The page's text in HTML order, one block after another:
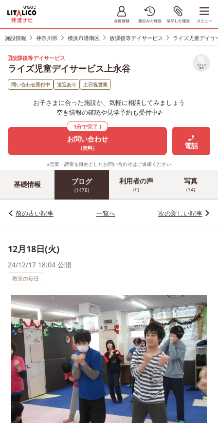
施設情報 神奈川県 横浜市港南区 放課後等デイサービス ライズ児童デイサ
放課後等デイサービス
ライズ児童デイサービス上永谷 リストに
保存
問い合わせ受付中 送迎あり 土日祝営業
お子さまに合った施設か、気軽に相談してみましょう
空き情報の確認や見学予約も受付中♪
1分で完了！
お問い合わせ
（無料） 電話
※営業・調査を目的としたお問い合わせはご遠慮ください
基礎情報 ブログ
(1478)
利用者の声
(0)
写真
(14)
前の古い記事 一覧へ 次の新しい記事
12月18日(火)
24/12/17 18:04 公開
教室の毎日